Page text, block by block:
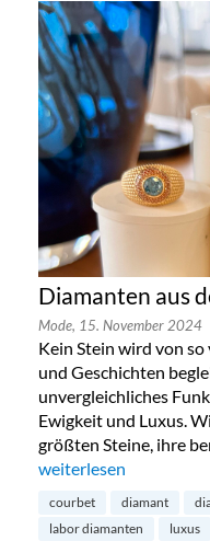
Diamanten aus
Mode, 15. November 2024
Kein Stein wird von
und Geschichten
unvergleichliches
Ewigkeit und Luxus.
größten Steine, ihre
„Diamanten aus dem
weiterlesen
courbet diamant
labor diamanten
luxus